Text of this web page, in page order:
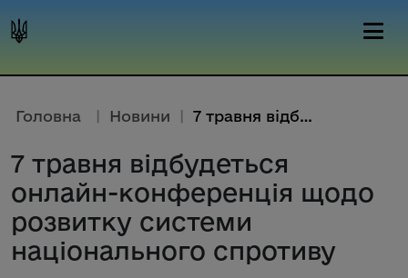
Головна | Новини | 7 травня відбудеться онлайн-ко...
7 травня відбудеться
онлайн-конференція щодо
розвитку системи
національного спротиву